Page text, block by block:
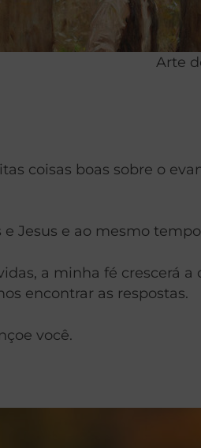
Arte
coisas boas sobre o
Jesus e ao mesmo
a minha fé crescerá
encontrar as respostas.
você.